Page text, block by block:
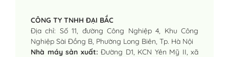
CÔNG TY TNHH ĐẠI BẮC
Địa chỉ: Số 11, đường Công Nghiệp 4, Khu Công
Nghiệp Sài Đồng B, Phường Long Biên, Tp. Hà Nội
Nhà máy sản xuất: Đường D1, KCN Yên Mỹ II, xã